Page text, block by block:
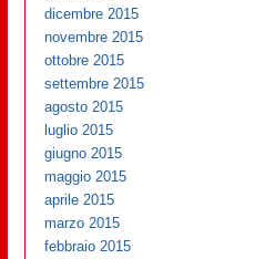
dicembre 2015
novembre 2015
ottobre 2015
settembre 2015
agosto 2015
luglio 2015
giugno 2015
maggio 2015
aprile 2015
marzo 2015
febbraio 2015